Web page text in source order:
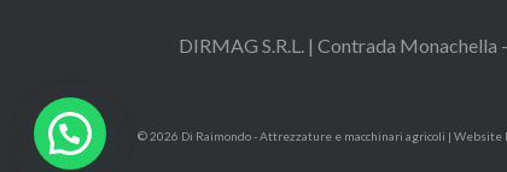
DIRMAG S.R.L. | Contrada
© 2026 Di Raimondo - Attrezzature e macchinari agricoli | Website